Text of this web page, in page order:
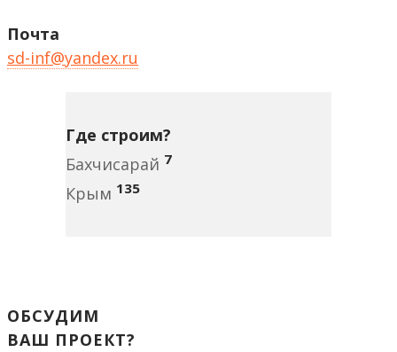
Почта
sd-inf@yandex.ru
Где строим?
Бахчисарай 7
Крым 135
ОБСУДИМ
ВАШ ПРОЕКТ?